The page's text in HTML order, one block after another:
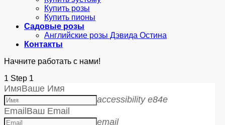
Купить розы
Купить пионы
Садовые розы
Английские розы Дэвида Остина
Контакты
Начните работать с нами!
1 Step 1
ИмяВаше Имя
accessibility e84e
EmailВаш Email
email